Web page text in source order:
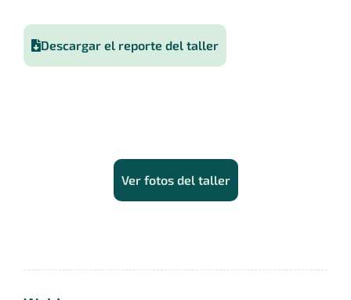
Descargar el reporte del taller
Ver fotos del taller